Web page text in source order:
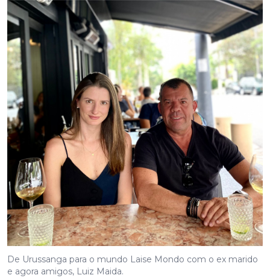
De Urussanga para o mundo Laise Mondo com o ex marido
e agora amigos, Luiz Maida.